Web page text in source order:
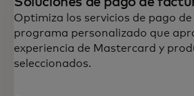
Optimiza los servicios de pago
programa personalizado que
experiencia de Mastercard y
seleccionados.